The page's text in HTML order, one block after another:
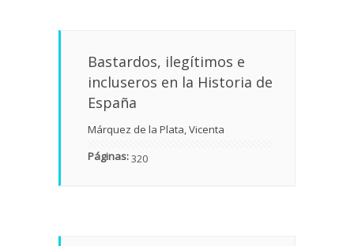
Bastardos, ilegítimos e
incluseros en la Historia de
España
Márquez de la Plata, Vicenta
Páginas:320